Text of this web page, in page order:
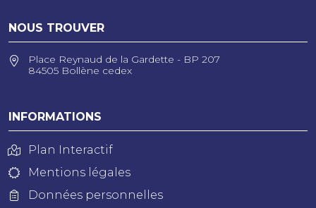
NOUS TROUVER
Place Reynaud de la Gardette - BP 207
84505 Bollène cedex
INFORMATIONS
Plan Interactif
Mentions légales
Données personnelles